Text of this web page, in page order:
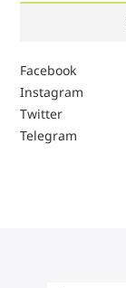
Facebook
Instagram
Twitter
Telegram